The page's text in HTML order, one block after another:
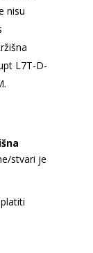
nisu
L7T-D-
stvari je